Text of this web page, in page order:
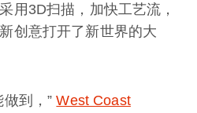
用3D扫描，加快工艺流，
创意打开了新世界的大
做到，”West Coast